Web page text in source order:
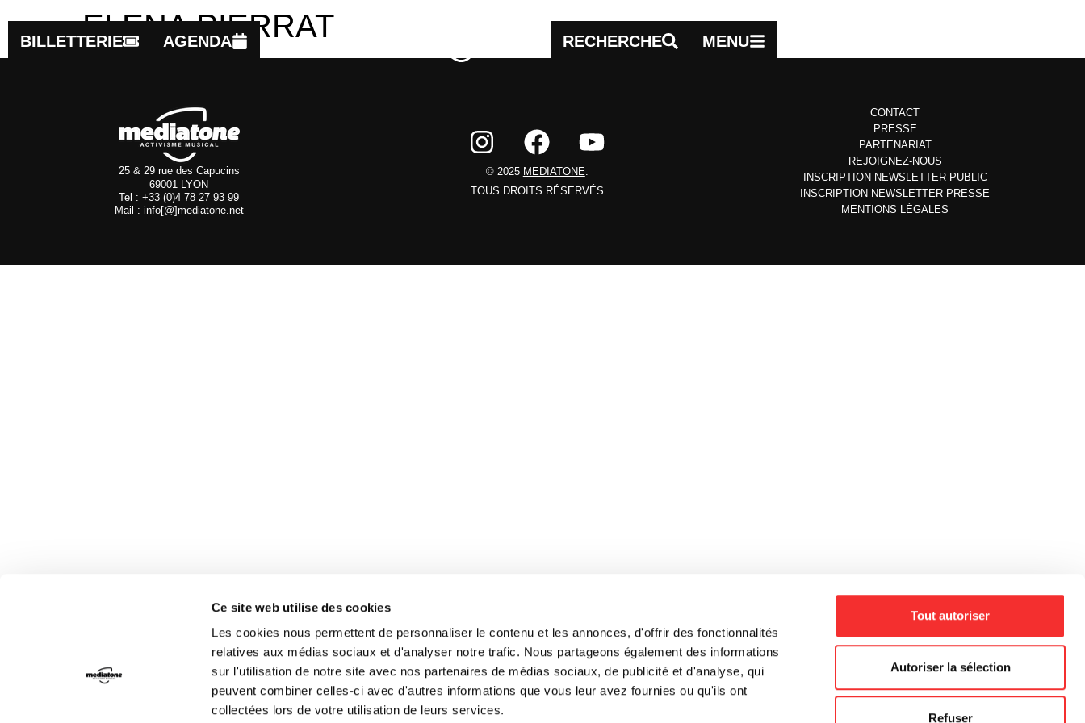
Ce site web utilise des cookies
Les cookies nous permettent de personnaliser le contenu et les annonces, d'offrir des fonctionnalités
relatives aux médias sociaux et d'analyser notre trafic. Nous partageons également des informations
sur l'utilisation de notre site avec nos partenaires de médias sociaux, de publicité et d'analyse, qui
peuvent combiner celles-ci avec d'autres informations que vous leur avez fournies ou qu'ils ont
collectées lors de votre utilisation de leurs services.
Tout autoriser
Autoriser la sélection
Refuser
BILLETTERIE AGENDA RECHERCHE MENU
ELENA PIERRAT
25 & 29 rue des Capucins
69001 LYON
Tel : +33 (0)4 78 27 93 99
Mail : info[@]mediatone.net
© 2025 MEDIATONE
TOUS DROITS RÉSERVÉS
CONTACT
PRESSE
PARTENARIAT
REJOIGNEZ-NOUS
INSCRIPTION NEWSLETTER PUBLIC
INSCRIPTION NEWSLETTER PRESSE
MENTIONS LÉGALES